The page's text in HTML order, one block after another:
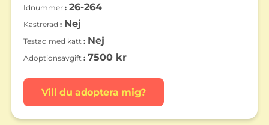
Idnummer 26-264
Kastrerad Nej
Testad med katt Nej
Adoptionsavgift 7500 kr
Vill du adoptera mig?